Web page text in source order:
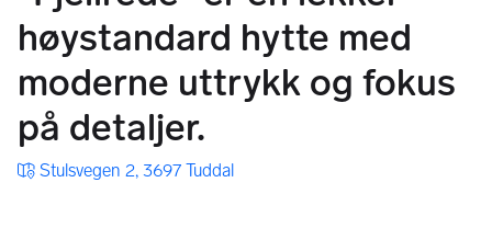
høystandard hytte med
moderne uttrykk og fokus
på detaljer.
Stulsvegen 2, 3697 Tuddal